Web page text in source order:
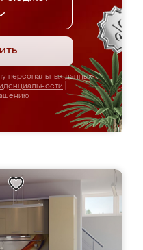
персональных данных